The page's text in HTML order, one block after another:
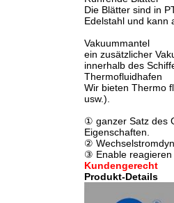
Die Blätter sind in
Edelstahl und kann
Vakuummantel
ein zusätzlicher
innerhalb des
Thermofluidhafen
Wir bieten Thermo
usw.).
① ganzer Satz des
Eigenschaften.
②
③ Enable reagieren
Kundengerecht
Produkt-Details